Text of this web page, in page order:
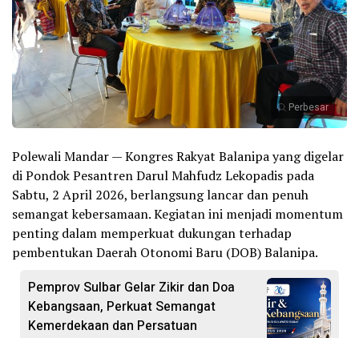
Perbesar
Polewali Mandar — Kongres Rakyat Balanipa yang digelar
di Pondok Pesantren Darul Mahfudz Lekopadis pada
Sabtu, 2 April 2026, berlangsung lancar dan penuh
semangat kebersamaan. Kegiatan ini menjadi momentum
penting dalam memperkuat dukungan terhadap
pembentukan Daerah Otonomi Baru (DOB) Balanipa.
Pemprov Sulbar Gelar Zikir dan Doa
Kebangsaan, Perkuat Semangat
Kemerdekaan dan Persatuan